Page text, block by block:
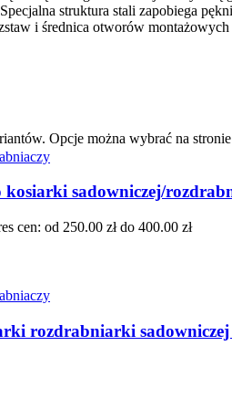
struktura stali zapobiega
i średnica otworów
Opcje można wybrać na
kosiarki sadowniczej/
cen: od 250.00 zł do 400.00 zł
rozdrabniarki